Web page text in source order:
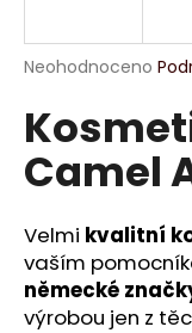
Průměrné
produktu
je
0,0
z
hvězdiček.
Neohodnoceno
Camel
Velmi kvalitní
vaším
německé
výrobou jen z
j
t
?